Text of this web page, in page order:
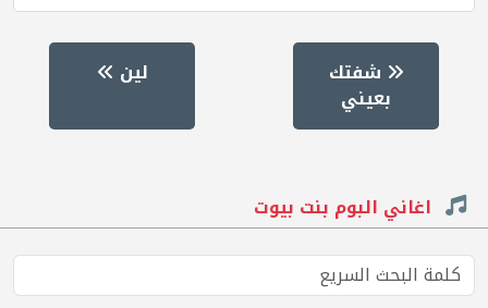
شفتك
بعيني
لين
اغاني البوم بنت بيوت